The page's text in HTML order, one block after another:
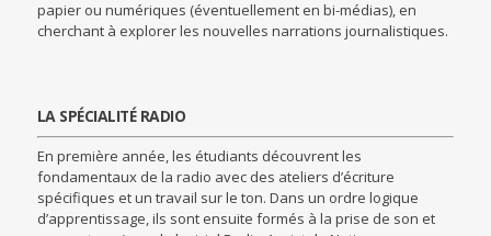
papier ou numériques (éventuellement en bi-médias), en
cherchant à explorer les nouvelles narrations journalistiques.
LA SPÉCIALITÉ RADIO
En première année, les étudiants découvrent les
fondamentaux de la radio avec des ateliers d’écriture
spécifiques et un travail sur le ton. Dans un ordre logique
d’apprentissage, ils sont ensuite formés à la prise de son et